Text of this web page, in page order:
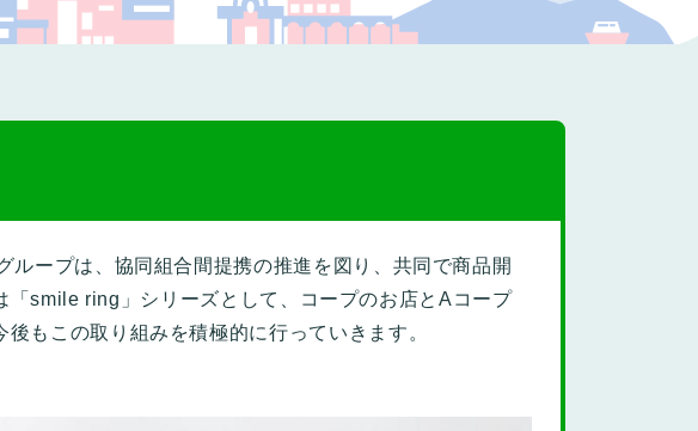
コープの福祉
ループは、協同組合間提携の推進を図り、共同で商品開
「smile ring」シリーズとして、コープのお店とAコープ
もこの取り組みを積極的に行っていきます。